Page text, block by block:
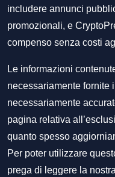
includere annunci
promozionali, e
compenso senza costi
Le informazioni
necessariamente fornite
necessariamente
pagina relativa
quanto spesso
Per poter utilizzare
prega di leggere la